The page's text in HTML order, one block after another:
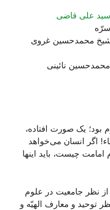
علی قاضی
شیخ محمدحسین غروی
نائینی
یک صورت افتاده،
اگر انسان می‌خواهد
امامت چیست،‌ باید اینها
از نظر جامعیت در علوم
توحید و معارف الهیّه و